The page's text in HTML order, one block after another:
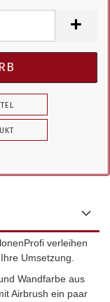
verleihen
Umsetzung.
Wandfarbe aus
Airbrush ein paar